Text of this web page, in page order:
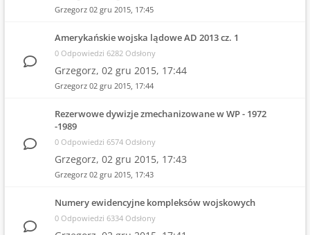
Grzegorz 02 gru 2015, 17:45
Amerykańskie wojska lądowe AD 2013 cz. 1
0 Odpowiedzi 6282 Odsłony
Grzegorz, 02 gru 2015, 17:44
Grzegorz 02 gru 2015, 17:44
Rezerwowe dywizje zmechanizowane w WP - 1972
-1989
0 Odpowiedzi 6574 Odsłony
Grzegorz, 02 gru 2015, 17:43
Grzegorz 02 gru 2015, 17:43
Numery ewidencyjne kompleksów wojskowych
0 Odpowiedzi 6334 Odsłony